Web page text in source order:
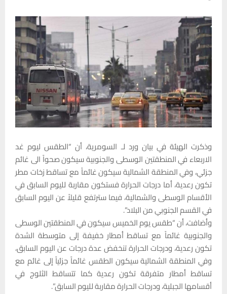
وذكرت الهيئة في بيان ورد لـ السومرية، أن “الطقس ليوم غد
الاربعاء في المنطقتين الوسطى والجنوبية سيكون صحواً الى غائم
جزئي، وفي المنطقة الشمالية سيكون غائماً مع تساقط زخات مطر
تكون رعدية، أما درجات الحرارة فستكون مقاربة لليوم السابق في
الأقسام الوسطى والشمالية، فيما سترتفع قليلاً عن اليوم السابق
في القسم الجنوبي من البلاد”.
وأضافت، أن “طقس يوم الخميس سيكون في المنطقتين الوسطى
والجنوبية غائماً مع تساقط أمطار خفيفة إلى متوسطة الشدة
تكون رعدية، ودرجات الحرارة تنخفض عدة درجات عن اليوم السابق،
وفي المنطقة الشمالية سيكون الطقس غائماً جزئياً إلى غائم مع
تساقط أمطار متفرقة تكون رعدية كما تتساقط الثلوج في
أقسامها الجبلية، ودرجات الحرارة مقاربة لليوم السابق”.